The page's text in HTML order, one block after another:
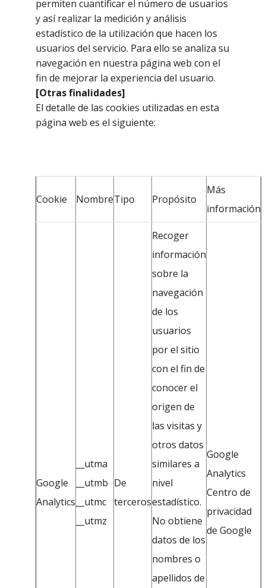
permiten cuantificar el número de usuarios
y así realizar la medición y análisis
estadístico de la utilización que hacen los
usuarios del servicio. Para ello se analiza su
navegación en nuestra página web con el
fin de mejorar la experiencia del usuario.
[Otras finalidades]
El detalle de las cookies utilizadas en esta
página web es el siguiente:
Cookie NombreTipo Propósito
Más
información
Google
Analytics
__utma
__utmb
__utmc
__utmz
De
terceros
Recoger
información
sobre la
navegación
de los
usuarios
por el sitio
con el fin de
conocer el
origen de
las visitas y
otros datos
similares a
nivel
estadístico.
No obtiene
datos de los
nombres o
apellidos de
Google
Analytics
Centro de
privacidad
de Google